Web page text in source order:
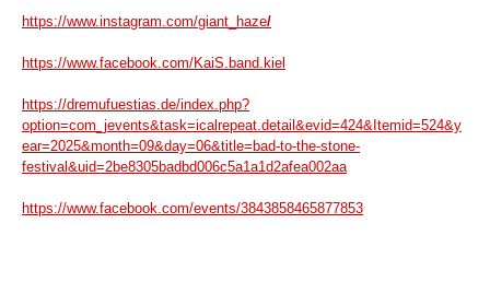
https://www.instagram.com/giant_haze/
https://www.facebook.com/KaiS.band.kiel
https://dremufuestias.de/index.php?
option=com_jevents&task=icalrepeat.detail&evid=424&Itemid=524&y
ear=2025&month=09&day=06&title=bad-to-the-stone-
festival&uid=2be8305badbd006c5a1a1d2afea002aa
https://www.facebook.com/events/3843858465877853